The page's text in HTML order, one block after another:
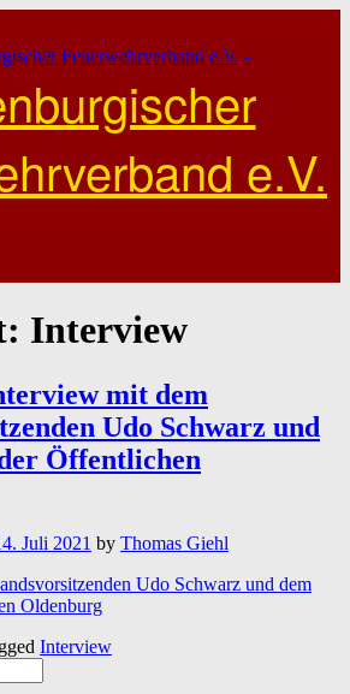
e.V.
Interview
mit dem
Udo Schwarz und
Öffentlichen
4. Juli 2021 by Thomas Giehl
Udo Schwarz und dem
Oldenburg
Interview